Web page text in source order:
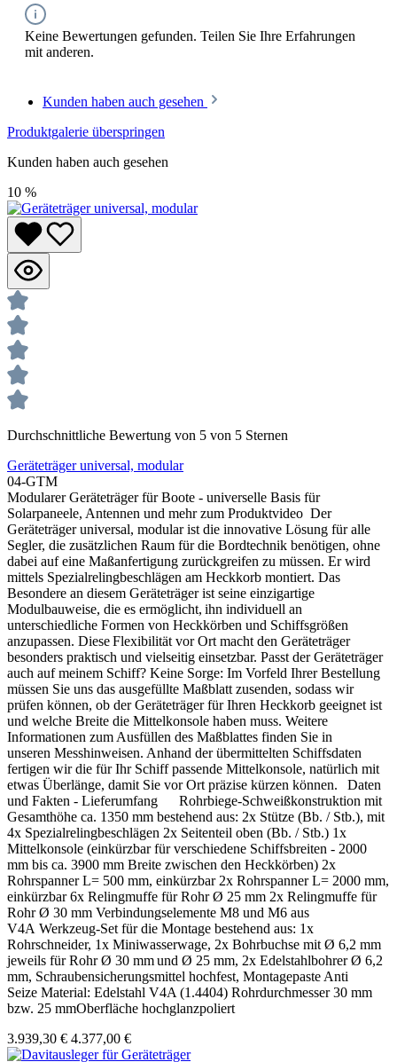
Keine Bewertungen gefunden. Teilen Sie Ihre Erfahrungen
mit anderen.
Kunden haben auch gesehen
Produktgalerie überspringen
Kunden haben auch gesehen
10 %
Durchschnittliche Bewertung von 5 von 5 Sternen
Geräteträger universal, modular
04-GTM
Modularer Geräteträger für Boote - universelle Basis für
Solarpaneele, Antennen und mehr zum Produktvideo Der
Geräteträger universal, modular ist die innovative Lösung für alle
Segler, die zusätzlichen Raum für die Bordtechnik benötigen, ohne
dabei auf eine Maßanfertigung zurückgreifen zu müssen. Er wird
mittels Spezialrelingbeschlägen am Heckkorb montiert. Das
Besondere an diesem Geräteträger ist seine einzigartige
Modulbauweise, die es ermöglicht, ihn individuell an
unterschiedliche Formen von Heckkörben und Schiffsgrößen
anzupassen. Diese Flexibilität vor Ort macht den Geräteträger
besonders praktisch und vielseitig einsetzbar. Passt der Geräteträger
auch auf meinem Schiff? Keine Sorge: Im Vorfeld Ihrer Bestellung
müssen Sie uns das ausgefüllte Maßblatt zusenden, sodass wir
prüfen können, ob der Geräteträger für Ihren Heckkorb geeignet ist
und welche Breite die Mittelkonsole haben muss. Weitere
Informationen zum Ausfüllen des Maßblattes finden Sie in
unseren Messhinweisen. Anhand der übermittelten Schiffsdaten
fertigen wir die für Ihr Schiff passende Mittelkonsole, natürlich mit
etwas Überlänge, damit Sie vor Ort präzise kürzen können. Daten
und Fakten - Lieferumfang Rohrbiege-Schweißkonstruktion mit
Gesamthöhe ca. 1350 mm bestehend aus: 2x Stütze (Bb. / Stb.), mit
4x Spezialrelingbeschlägen 2x Seitenteil oben (Bb. / Stb.) 1x
Mittelkonsole (einkürzbar für verschiedene Schiffsbreiten - 2000
mm bis ca. 3900 mm Breite zwischen den Heckkörben) 2x
Rohrspanner L= 500 mm, einkürzbar 2x Rohrspanner L= 2000 mm,
einkürzbar 6x Relingmuffe für Rohr Ø 25 mm 2x Relingmuffe für
Rohr Ø 30 mm Verbindungselemente M8 und M6 aus
V4A Werkzeug-Set für die Montage bestehend aus: 1x
Rohrschneider, 1x Miniwasserwage, 2x Bohrbuchse mit Ø 6,2 mm
jeweils für Rohr Ø 30 mm und Ø 25 mm, 2x Edelstahlbohrer Ø 6,2
mm, Schraubensicherungsmittel hochfest, Montagepaste Anti
Seize Material: Edelstahl V4A (1.4404) Rohrdurchmesser 30 mm
bzw. 25 mmOberfläche hochglanzpoliert
3.939,30 € 4.377,00 €